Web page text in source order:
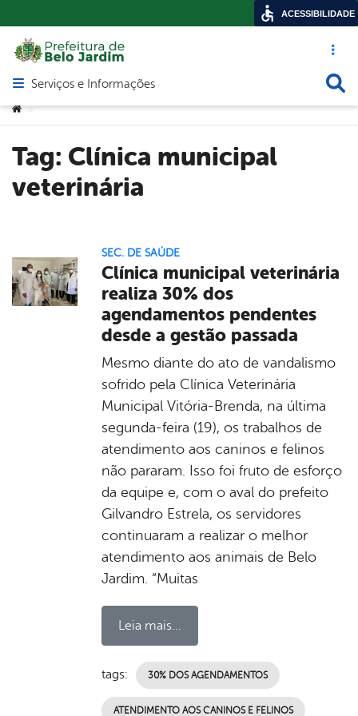
Acesso
Abrir menu principal de navegação
Serviços e Informações
Você está aqui:
>
Tag: Clínica municipal
veterinária
SEC. DE SAÚDE
Clínica municipal veterinária
realiza 30% dos
agendamentos pendentes
desde a gestão passada
Mesmo diante do ato de vandalismo
sofrido pela Clínica Veterinária
Municipal Vitória-Brenda, na última
segunda-feira (19), os trabalhos de
atendimento aos caninos e felinos
não pararam. Isso foi fruto de esforço
da equipe e, com o aval do prefeito
Gilvandro Estrela, os servidores
continuaram a realizar o melhor
atendimento aos animais de Belo
Jardim. “Muitas
Leia mais...
tags: 30% DOS AGENDAMENTOS
ATENDIMENTO AOS CANINOS E FELINOS
ACESSIBILIDADE